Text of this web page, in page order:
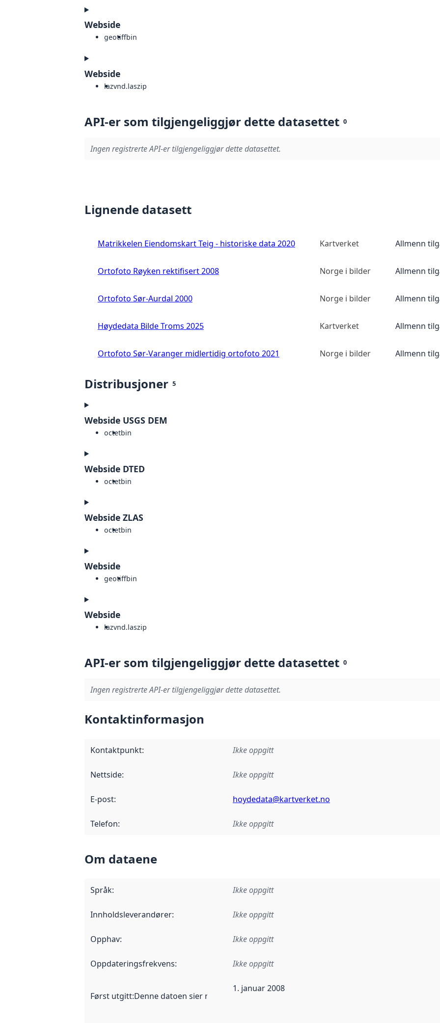
Webside
geotiffbin
Webside
lazvnd.laszip
API-er som tilgjengeliggjør dette datasettet 0
Ingen registrerte API-er tilgjengeliggjør dette datasettet.
Lignende datasett
Matrikkelen Eiendomskart Teig - historiske data 2020 Kartverket Allmenn
Ortofoto Røyken rektifisert 2008 Norge i bilder Allmenn
Ortofoto Sør-Aurdal 2000 Norge i bilder Allmenn
Høydedata Bilde Troms 2025 Kartverket Allmenn
Ortofoto Sør-Varanger midlertidig ortofoto 2021 Norge i bilder Allmenn
Distribusjoner 5
Webside USGS DEM
octetbin
Webside DTED
octetbin
Webside ZLAS
octetbin
Webside
geotiffbin
Webside
lazvnd.laszip
API-er som tilgjengeliggjør dette datasettet 0
Ingen registrerte API-er tilgjengeliggjør dette datasettet.
Kontaktinformasjon
Kontaktpunkt: Ikke oppgitt
Nettside: Ikke oppgitt
E-post: hoydedata@kartverket.no
Telefon: Ikke oppgitt
Om dataene
Språk: Ikke oppgitt
Innholdsleverandører: Ikke oppgitt
Opphav: Ikke oppgitt
Oppdateringsfrekvens: Ikke oppgitt
Først utgitt:Denne datoen sier når dataene i dette datasettet første gang ble utgitt. Det kan
1. januar 2008